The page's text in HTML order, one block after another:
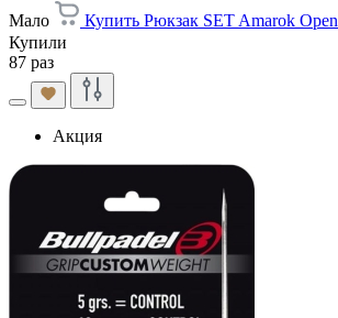
Мало
Купить Рюкзак SET Amarok Open
Купили
87 раз
Акция